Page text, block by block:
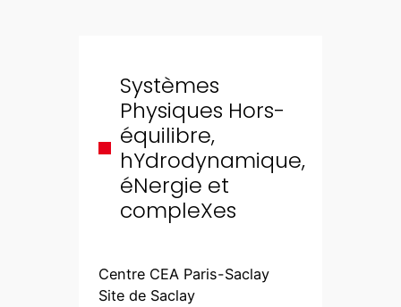
Systèmes
Physiques Hors-
équilibre,
hYdrodynamique,
éNergie et
compleXes
Centre CEA Paris-Saclay
Site de Saclay